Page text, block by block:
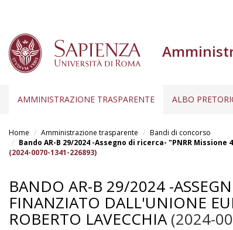
contenuto
principale
AMMINISTRAZIONE TRASPARENTE ALBO
Home Amministrazione trasparente
Bandi di concorso
Bando AR-B 29/2024 -Assegno di ricerca- "PNRR
(2024-0070-1341-226893)
BANDO AR-B 29/2024 -
FINANZIATO DALL'UNIONE
ROBERTO LAVECCHIA(2024-